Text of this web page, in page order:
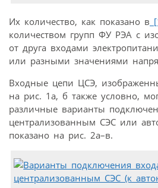
Их количество, как показано в
количеством групп ФУ РЭА с
от друга входами
или разными значениями
Входные цепи ЦСЭ,
на рис. 1а, б также условно,
различные варианты
централизованным СЭС или
показано на рис. 2а–в.